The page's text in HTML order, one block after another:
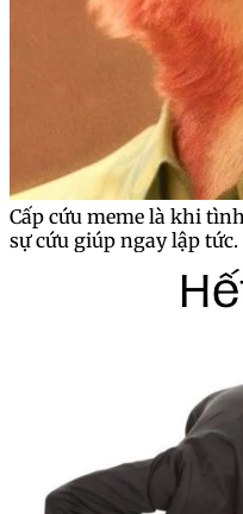
Cấp cứu meme là khi
sự cứu giúp ngay lập tức.